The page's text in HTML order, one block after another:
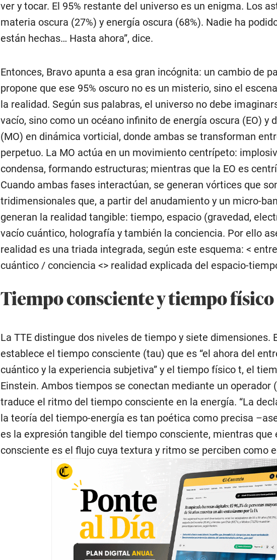
ver y tocar. El 95% restante del universo es un enigma. Los
materia oscura (27%) y energía oscura (68%). Nadie ha
están hechas… Hasta ahora”, dice.
Entonces, Bravo apunta a esa gran incógnita: un cambio de
propone que ese 95% oscuro no es un misterio, sino el
la realidad. Según sus palabras, el universo no debe
vacío, sino como un océano infinito de energía oscura (EO) y
(MO) en dinámica vorticial, donde ambas se transforman
perpetuo. La MO actúa en un movimiento centrípeto:
condensa, formando estructuras; mientras que la EO es
Cuando ambas fases interactúan, se generan vórtices que
tridimensionales que, a partir del anudamiento y un micro-
generan la realidad tangible: tiempo, espacio (gravedad,
vacío cuántico, holografía y también la conciencia. Por ello
realidad es una triada integrada, según este esquema: <
cuántico / conciencia <> realidad explicada del espacio-
Tiempo consciente y tiempo físico
La TTE distingue dos niveles de tiempo y siete dimensiones.
establece el tiempo consciente (tau) que es “el ahora del
cuántico y la experiencia subjetiva” y el tiempo físico t, el
Einstein. Ambos tiempos se conectan mediante un operador
traduce el ritmo del tiempo consciente en la energía. “La
la teoría del tiempo-energía es tan poética como precisa
es la expresión tangible del tiempo consciente, mientras que
consciente es el flujo cuya textura y ritmo se perciben como